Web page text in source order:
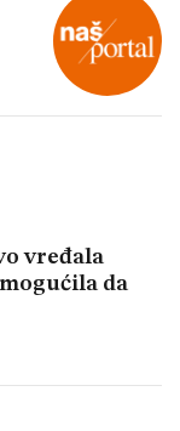
vređala
da